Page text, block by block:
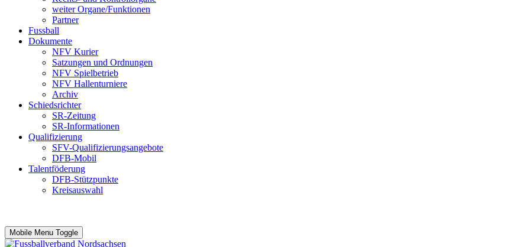
weiter Organe/Funktionen
Partner
Fussball
Dokumente
NFV Kurier
Satzungen und Ordnungen
NFV Spielbetrieb
NFV Hallenturniere
Archiv
Schiedsrichter
SR-Zeitung
SR-Informationen
Qualifizierung
SFV-Qualifizierungsangebote
DFB-Mobil
Talentföderung
DFB-Stützpunkte
Kreisauswahl
Mobile Menu Toggle